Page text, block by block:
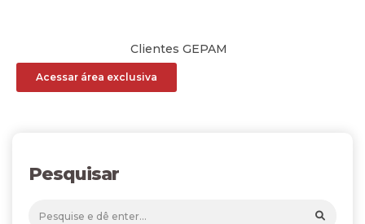
Clientes GEPAM
Acessar área exclusiva
Pesquisar